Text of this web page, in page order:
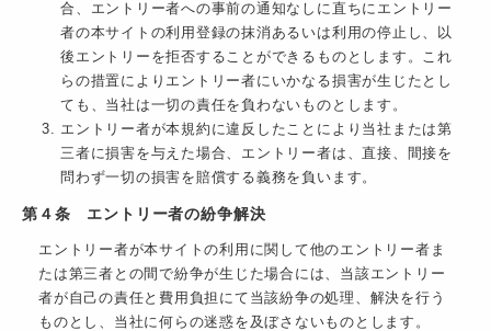
合、エントリー者への事前の通知なしに直ちにエントリー
者の本サイトの利用登録の抹消あるいは利用の停止し、以
後エントリーを拒否することができるものとします。これ
らの措置によりエントリー者にいかなる損害が生じたとし
ても、当社は一切の責任を負わないものとします。
エントリー者が本規約に違反したことにより当社または第
三者に損害を与えた場合、エントリー者は、直接、間接を
問わず一切の損害を賠償する義務を負います。
第４条 エントリー者の紛争解決
エントリー者が本サイトの利用に関して他のエントリー者ま
たは第三者との間で紛争が生じた場合には、当該エントリー
者が自己の責任と費用負担にて当該紛争の処理、解決を行う
ものとし、当社に何らの迷惑を及ぼさないものとします。